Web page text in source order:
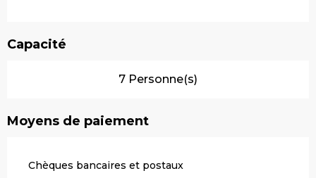
Capacité
7 Personne(s)
Moyens de paiement
Chèques bancaires et postaux